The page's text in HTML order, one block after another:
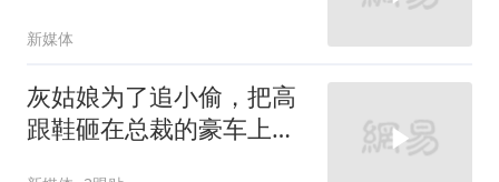
新媒体
灰姑娘为了追小偷，把高
跟鞋砸在总裁的豪车上，